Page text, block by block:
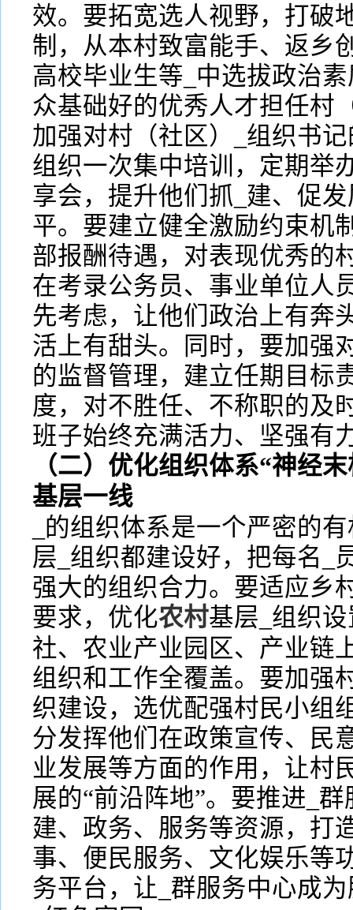
效。要拓宽选人视野，打破
制，从本村致富能手、返乡
高校毕业生等_中选拔政治
众基础好的优秀人才担任村
加强对村（社区）_组织书
组织一次集中培训，定期举
享会，提升他们抓_建、促
平。要建立健全激励约束机
部报酬待遇，对表现优秀的
在考录公务员、事业单位人
先考虑，让他们政治上有奔
活上有甜头。同时，要加强
的监督管理，建立任期目标
度，对不胜任、不称职的及
班子始终充满活力、坚强有
（二）优化组织体系“神经
基层一线
_的组织体系是一个严密的
层_组织都建设好，把每名_
强大的组织合力。要适应乡
要求，优化农村基层_组织
社、农业产业园区、产业链
组织和工作全覆盖。要加强
织建设，选优配强村民小组
分发挥他们在政策宣传、民
业发展等方面的作用，让村
展的“前沿阵地”。要推进_
建、政务、服务等资源，打
事、便民服务、文化娱乐等
务平台，让_群服务中心成